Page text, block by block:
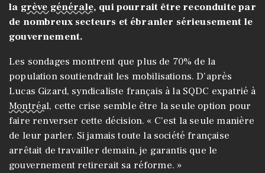
la grève générale, qui pourrait être reconduite par
de nombreux secteurs et ébranler sérieusement le
gouvernement.
Les sondages montrent que plus de 70% de la
population soutiendrait les mobilisations. D’après
Lucas Gizard, syndicaliste français à la SQDC expatrié à
Montréal, cette crise semble être la seule option pour
faire renverser cette décision. « C’est la seule manière
de leur parler. Si jamais toute la société française
arrêtait de travailler demain, je garantis que le
gouvernement retirerait sa réforme. »